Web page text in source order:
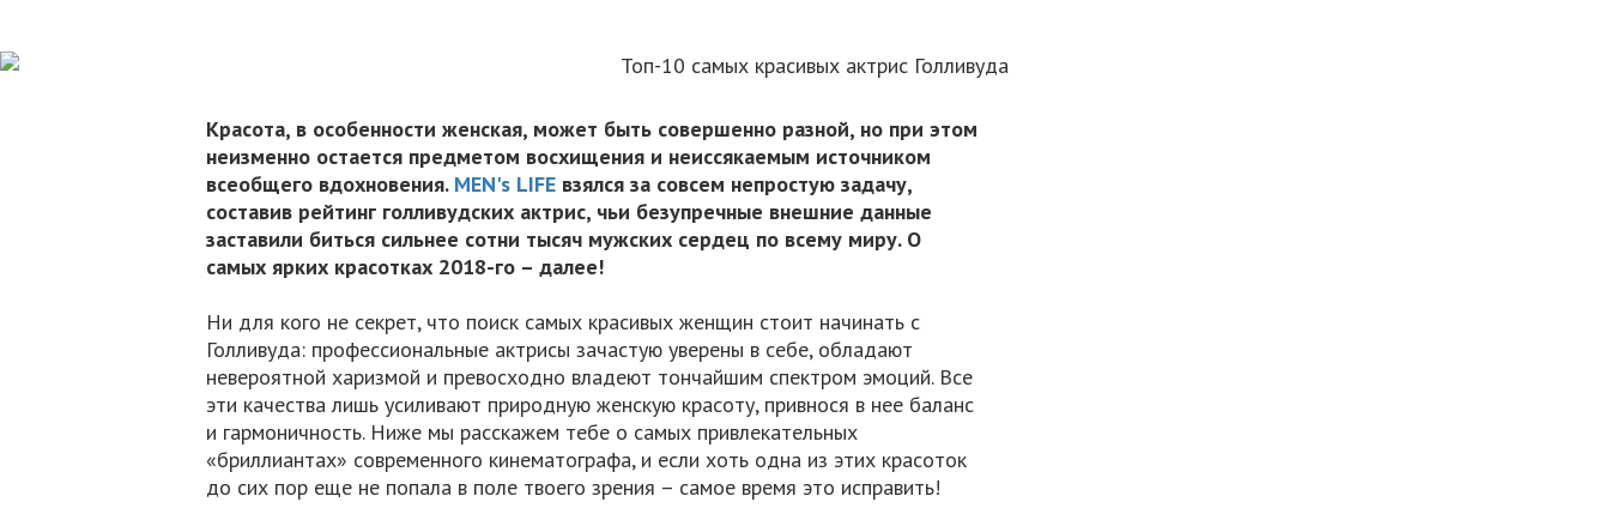
Красота, в особенности женская, может быть совершенно разной, но при этом
неизменно остается предметом восхищения и неиссякаемым источником
всеобщего вдохновения. MEN's LIFE взялся за совсем непростую задачу,
составив рейтинг голливудских актрис, чьи безупречные внешние данные
заставили биться сильнее сотни тысяч мужских сердец по всему миру. О
самых ярких красотках 2018-го – далее!
Ни для кого не секрет, что поиск самых красивых женщин стоит начинать с
Голливуда: профессиональные актрисы зачастую уверены в себе, обладают
невероятной харизмой и превосходно владеют тончайшим спектром эмоций. Все
эти качества лишь усиливают природную женскую красоту, привнося в нее баланс
и гармоничность. Ниже мы расскажем тебе о самых привлекательных
«бриллиантах» современного кинематографа, и если хоть одна из этих красоток
до сих пор еще не попала в поле твоего зрения – самое время это исправить!